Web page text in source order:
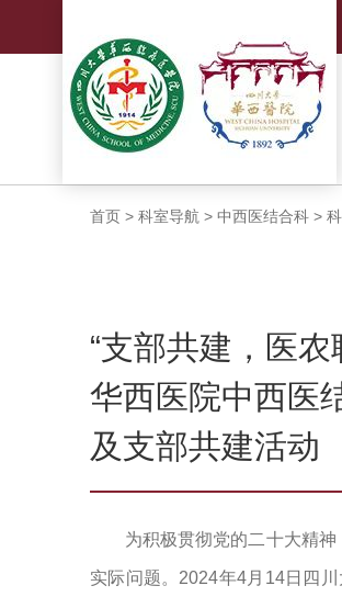
首页 > 科室导航 > 中西医结合科 >
“支部共建，医
华西医院中西医
及支部共建活动
为积极贯彻党的二十大精
实际问题。2024年4月14日四